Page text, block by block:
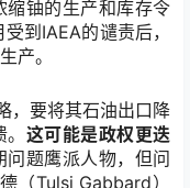
铀的生产和库存令
到IAEA的谴责后，
产。
，要将其石油出口降
这可能是政权更迭
题鹰派人物，但问
（Tulsi Gabbard）